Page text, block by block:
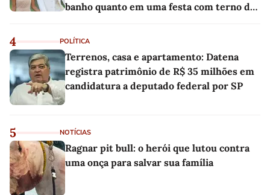
banho quanto em uma festa com terno de
4 POLÍTICA
Terrenos, casa e apartamento: Datena
registra patrimônio de R$ 35 milhões em
candidatura a deputado federal por SP
5 NOTÍCIAS
Ragnar pit bull: o herói que lutou contra
uma onça para salvar sua família